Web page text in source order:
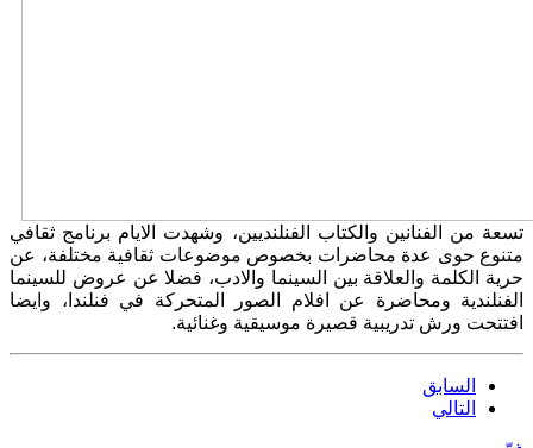
تسعة من الفنانين والكتاب الفنلنديين، وشهدت الايام برنامج ثقافي
متنوع حوى عدة محاضرات بخصوص موضوعات ثقافية مختلفة، عن
حرية الكلمة والعلاقة بين السينما والادب، فضلا عن عروض للسينما
الفنلندية ومحاضرة عن افلام الصور المتحركة في فنلندا، وايضا
افتتحت ورش تدريبية قصيرة موسيقية وغنائية.
السابق
التالي